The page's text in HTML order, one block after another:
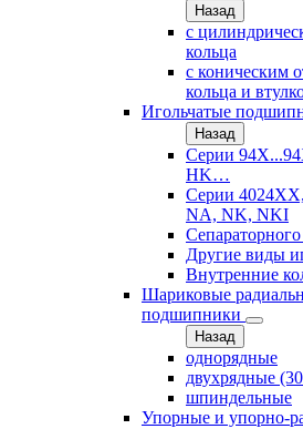
Назад
с
кольца
с коническим
кольца и
Игольчатые
Назад
Серии
HK…
Серии
NA, NK, NKI
Другие виды
Внутренние
Шариковые
подшипники
Назад
однорядные
двухрядные
шпиндельные
Упорные и упорно-